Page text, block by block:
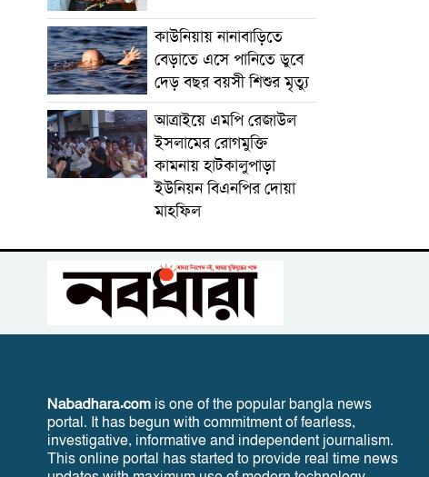
কাউনিয়ায় নানাবাড়িতে
বেড়াতে এসে পানিতে ডুবে
দেড় বছর বয়সী শিশুর মৃত্যু
আত্রাইয়ে এমপি রেজাউল
ইসলামের রোগমুক্তি
কামনায় হাটকালুপাড়া
ইউনিয়ন বিএনপির দোয়া
মাহফিল
Nabadhara.com is one of the popular bangla news
portal. It has begun with commitment of fearless,
investigative, informative and independent journalism.
This online portal has started to provide real time news